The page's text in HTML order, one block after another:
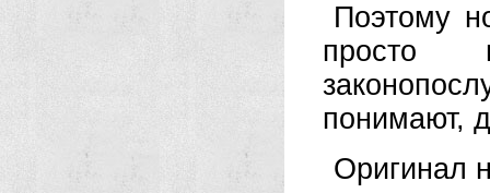
Поэтому
просто
понимают,
Оригинал